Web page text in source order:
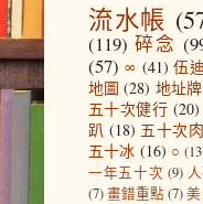
流水帳
(119) 碎念
(57) ∞ (41) 伍
地圖 (28) 地址牌
五十次健行 (20)
趴 (18) 五十次
五十冰 (16) ○
一年五十次 (9)
(7)畫錯重點 (7)